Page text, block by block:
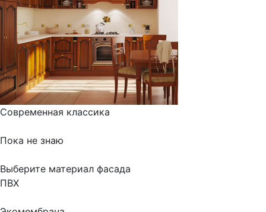
Современная классика
Пока не знаю
Выберите материал фасада
ПВХ